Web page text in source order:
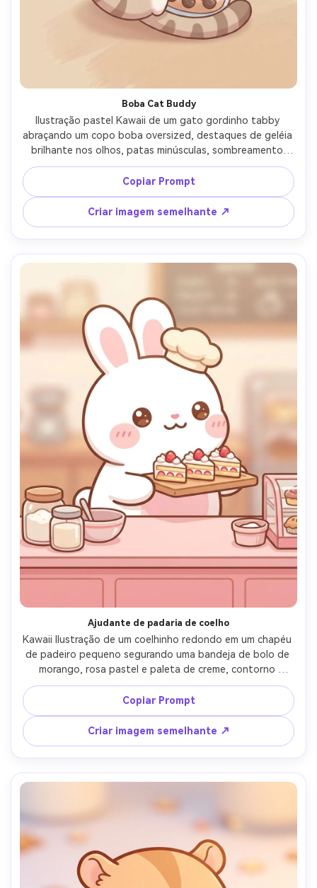
Boba Cat Buddy
Ilustração pastel Kawaii de um gato gordinho tabby
abraçando um copo boba oversized, destaques de geléia
brilhante nos olhos, patas minúsculas, sombreamento
gradiente macio, confeti estrela flutuando ao redor, arte
de linha limpa, fundo bege quente com formas mínimas,
vibe acolhedora adorável, design de personagem fofo de
alta qualidade, lente de 85mm, profundidade de campo
rasa-AR 4:5
Copiar Prompt
Criar imagem semelhante ↗
Ajudante de padaria de coelho
Kawaii Ilustração de um coelhinho redondo em um chapéu
de padeiro pequeno segurando uma bandeja de bolo de
morango, rosa pastel e paleta de creme, contorno
grosso, sombreamento aeroscópico macio, rubor
pequeno e olhos brilhantes, adereços de contador de
padaria simples, humor saudável doce, estilo de mascote
bonito altamente detalhado, lente de 85mm,
profundidade de campo rasa, iluminação cinematográfica
suave-AR 4:5
Copiar Prompt
Criar imagem semelhante ↗